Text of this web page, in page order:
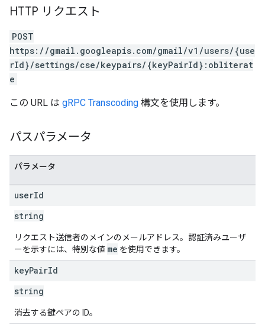
HTTP リクエスト
POST
https://gmail.googleapis.com/gmail/v1/users/{use
rId}/settings/cse/keypairs/{keyPairId}:obliterat
e
この URL は gRPC Transcoding 構文を使用します。
パスパラメータ
パラメータ
userId
string
リクエスト送信者のメインのメールアドレス。認証済みユーザ
ーを示すには、特別な値 me を使用できます。
keyPairId
string
消去する鍵ペアの ID。